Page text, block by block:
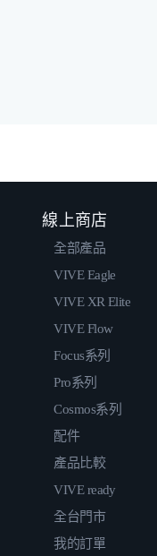
線上商店
全部產品
VIVE Eagle
VIVE XR Elite
VIVE Flow
Focus系列
Pro系列
Cosmos系列
配件
產品比較
VIVE ready
全台門市
我的訂單